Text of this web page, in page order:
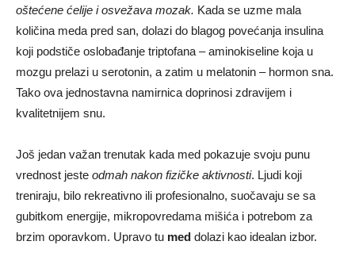
oštećene ćelije i osvežava mozak. Kada se uzme mala
količina meda pred san, dolazi do blagog povećanja insulina
koji podstiče oslobađanje triptofana – aminokiseline koja u
mozgu prelazi u serotonin, a zatim u melatonin – hormon sna.
Tako ova jednostavna namirnica doprinosi zdravijem i
kvalitetnijem snu.
Još jedan važan trenutak kada med pokazuje svoju punu
vrednost jeste odmah nakon fizičke aktivnosti. Ljudi koji
treniraju, bilo rekreativno ili profesionalno, suočavaju se sa
gubitkom energije, mikropovredama mišića i potrebom za
brzim oporavkom. Upravo tu med dolazi kao idealan izbor.